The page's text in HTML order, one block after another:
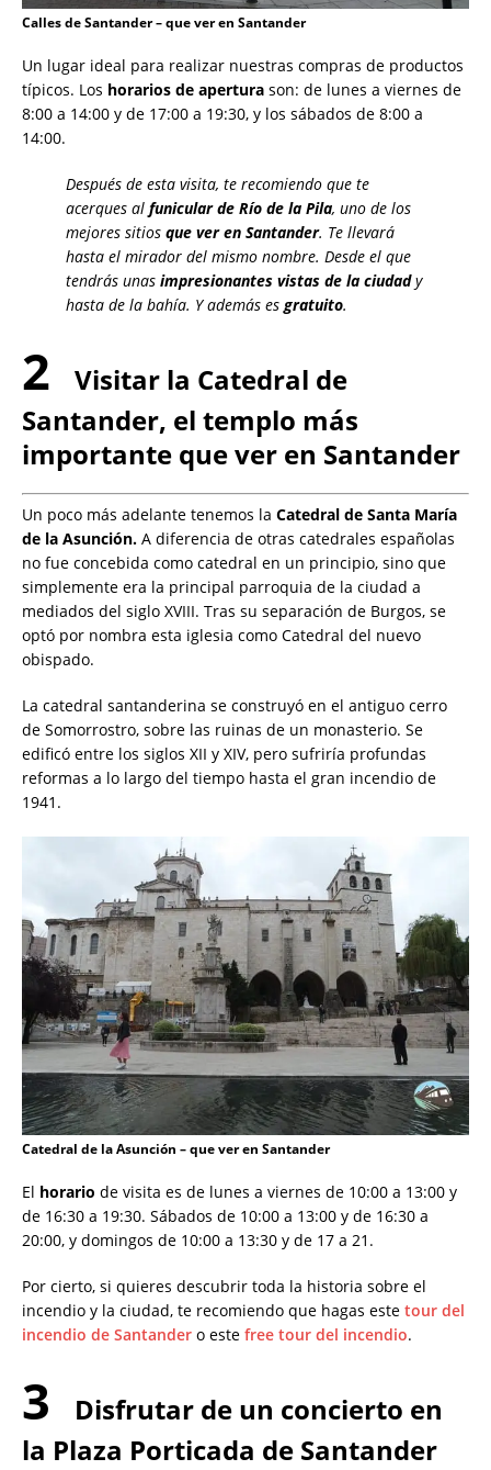
Calles de Santander – que ver en Santander
Un lugar ideal para realizar nuestras compras de productos
típicos. Los horarios de apertura son: de lunes a viernes de
8:00 a 14:00 y de 17:00 a 19:30, y los sábados de 8:00 a
14:00.
Después de esta visita, te recomiendo que te
acerques al funicular de Río de la Pila, uno de los
mejores sitios que ver en Santander. Te llevará
hasta el mirador del mismo nombre. Desde el que
tendrás unas impresionantes vistas de la ciudady
hasta de la bahía. Y además es gratuito.
2
Visitar la Catedral de
Santander, el templo más
importante que ver en Santander
Un poco más adelante tenemos la Catedral de Santa María
de la Asunción. A diferencia de otras catedrales españolas
no fue concebida como catedral en un principio, sino que
simplemente era la principal parroquia de la ciudad a
mediados del siglo XVIII. Tras su separación de Burgos, se
optó por nombra esta iglesia como Catedral del nuevo
obispado.
La catedral santanderina se construyó en el antiguo cerro
de Somorrostro, sobre las ruinas de un monasterio. Se
edificó entre los siglos XII y XIV, pero sufriría profundas
reformas a lo largo del tiempo hasta el gran incendio de
1941.
Catedral de la Asunción – que ver en Santander
El horario de visita es de lunes a viernes de 10:00 a 13:00 y
de 16:30 a 19:30. Sábados de 10:00 a 13:00 y de 16:30 a
20:00, y domingos de 10:00 a 13:30 y de 17 a 21.
Por cierto, si quieres descubrir toda la historia sobre el
incendio y la ciudad, te recomiendo que hagas este tour del
incendio de Santander o este free tour del incendio.
3
Disfrutar de un concierto en
la Plaza Porticada de Santander